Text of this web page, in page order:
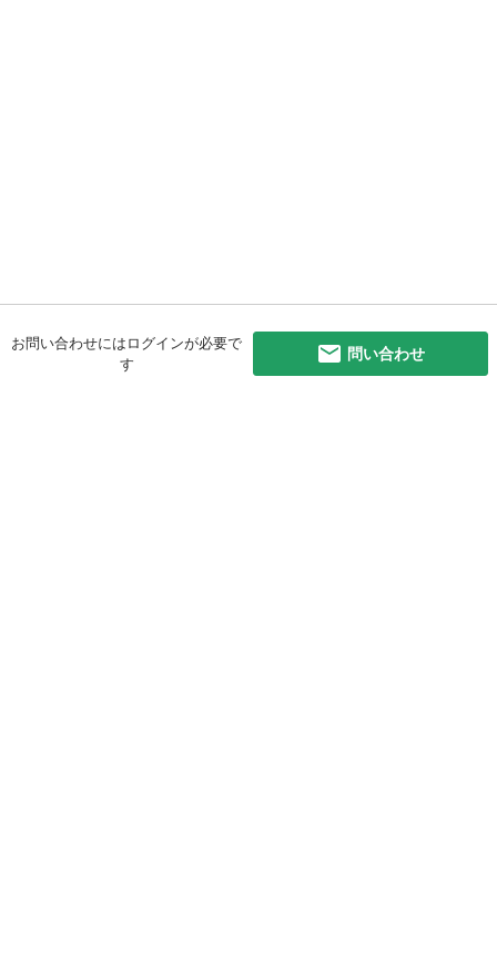
お問い合わせにはログインが必要で
す
問い合わせ